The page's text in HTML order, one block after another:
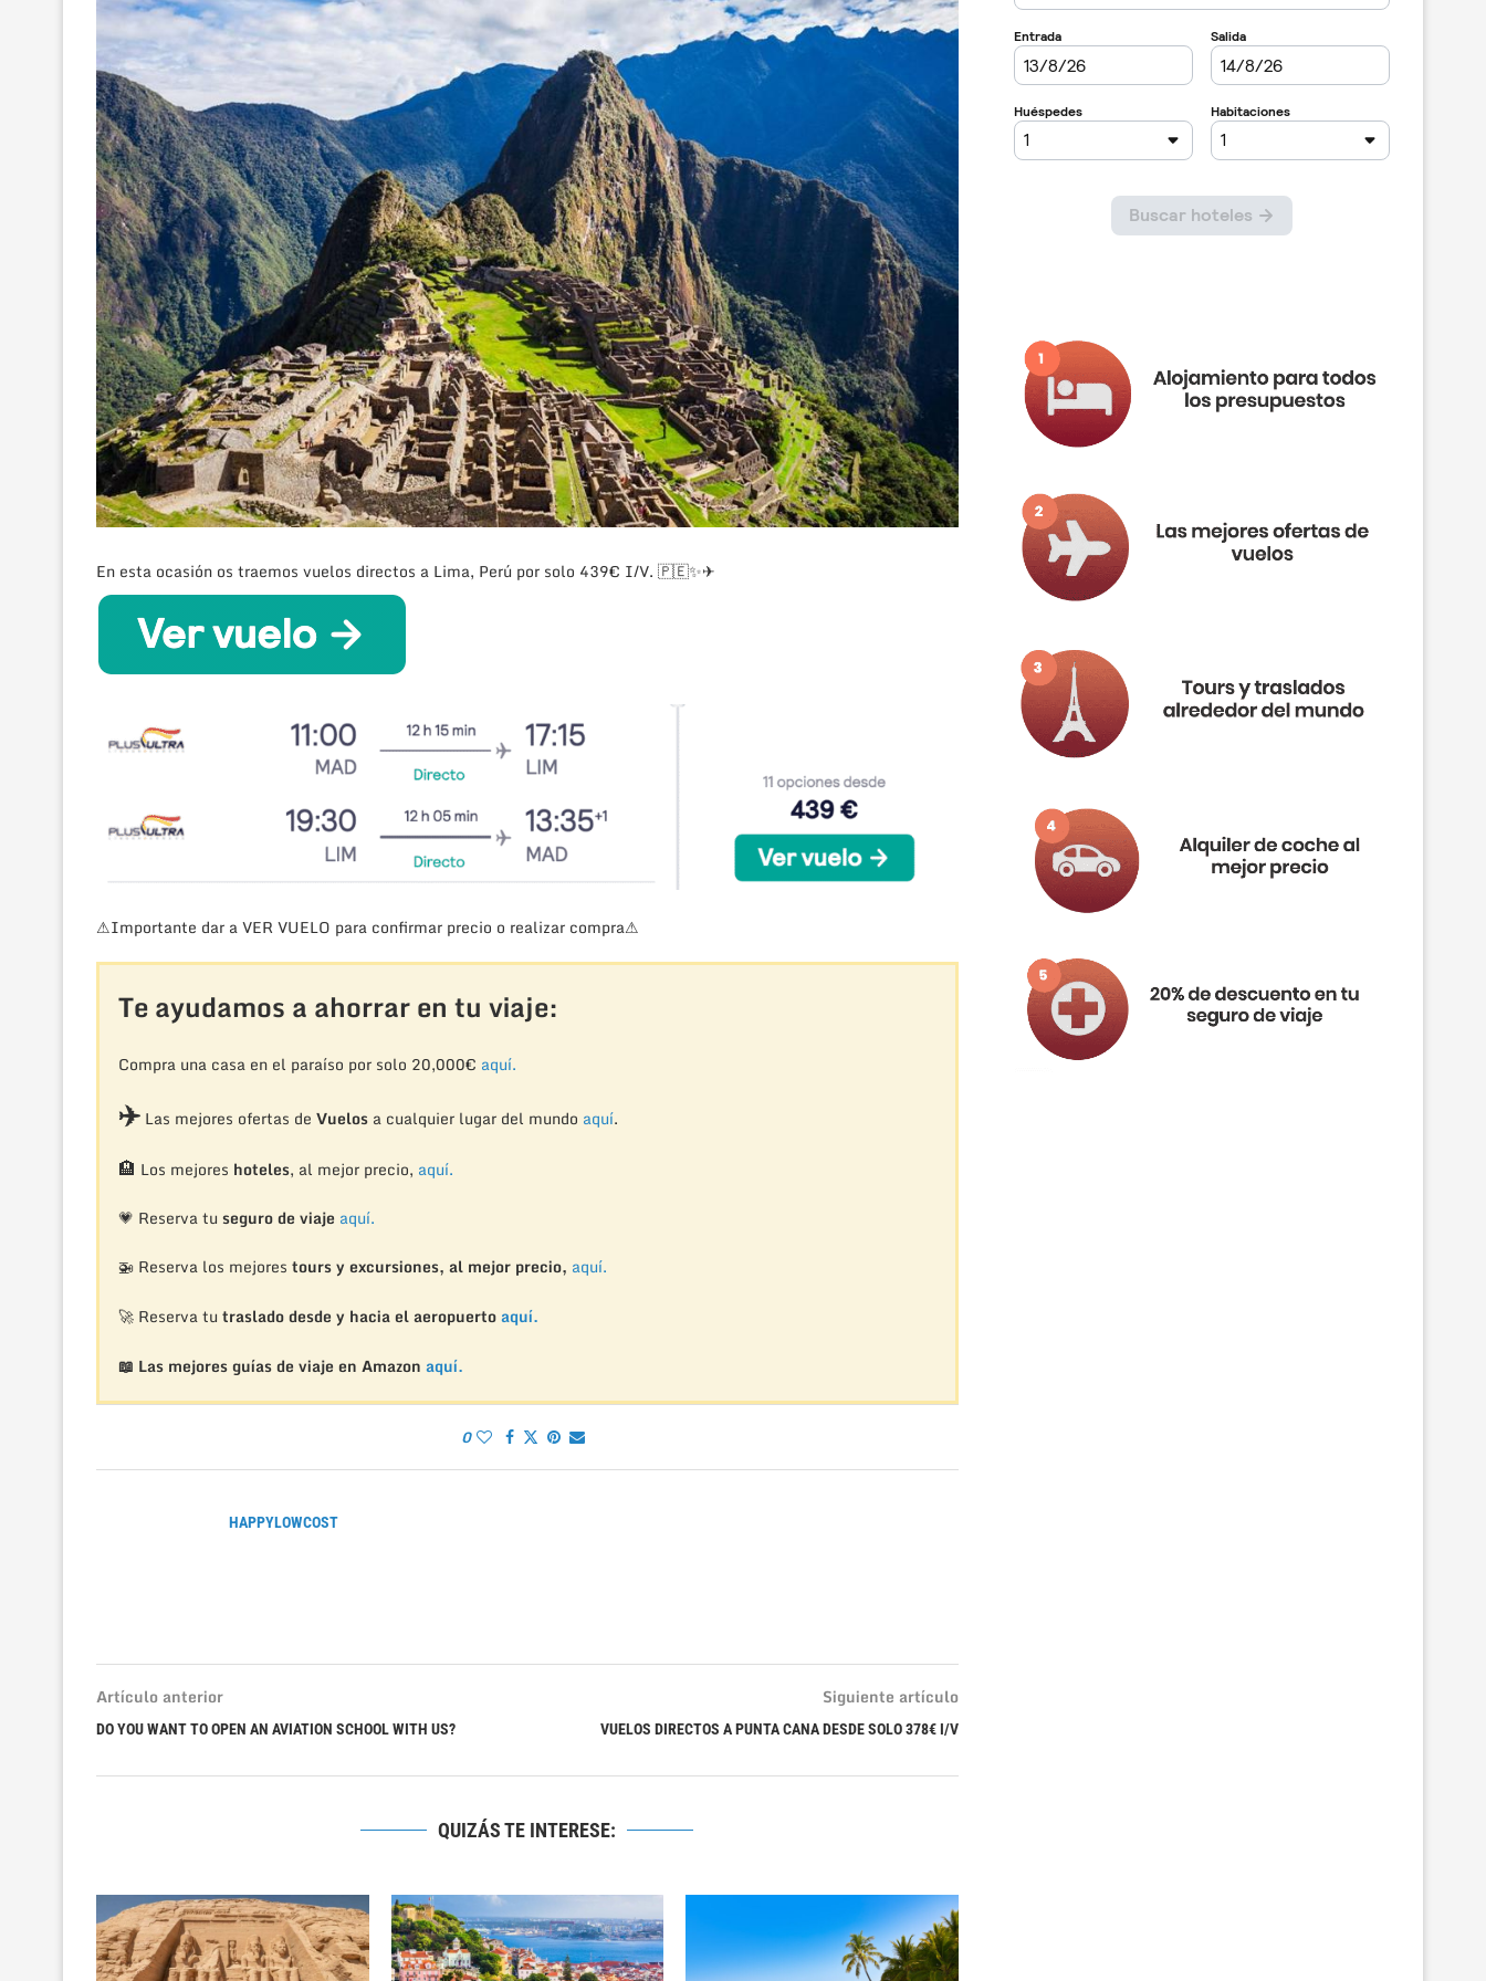
En esta ocasión os traemos vuelos directos a Lima, Perú por solo 439€ I/V. 🇵🇪✨✈
⚠Importante dar a VER VUELO para confirmar precio o realizar compra⚠
Te ayudamos a ahorrar en tu viaje:
Compra una casa en el paraíso por solo 20,000€ aquí.
✈️Las mejores ofertas de Vuelosa cualquier lugar del mundo aquí.
🏨 Los mejores hoteles, al mejor precio, aquí.
💗 Reserva tu seguro de viaje aquí.
🚁 Reserva los mejores tours y excursiones, al mejor precio, aquí.
🚀 Reserva tu traslado desde y hacia el aeropuertoaquí.
📖 Las mejores guías de viaje en Amazon aquí.
0
HAPPYLOWCOST
Artículo anterior
DO YOU WANT TO OPEN AN AVIATION SCHOOL WITH US?
Siguiente artículo
VUELOS DIRECTOS A PUNTA CANA DESDE SOLO 378€ I/V
QUIZÁS TE INTERESE: